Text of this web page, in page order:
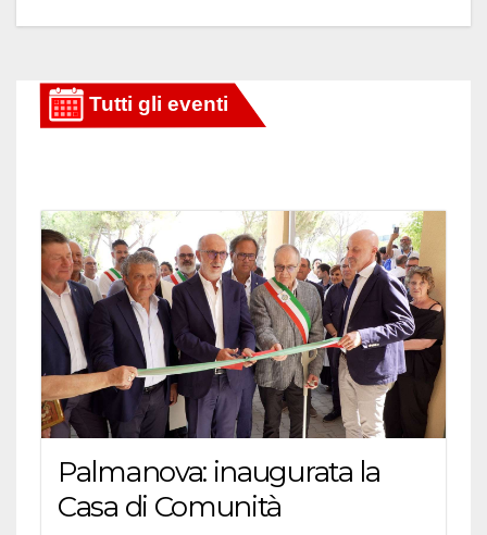
Palmanova: inaugurata la
Casa di Comunità